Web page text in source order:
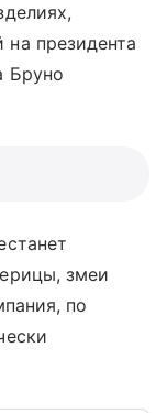
президента
Бруно
змеи
по